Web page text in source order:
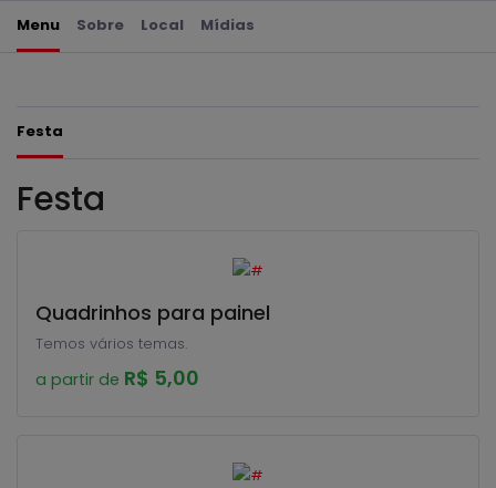
Menu Sobre Local Mídias
Festa
Festa
Quadrinhos para painel
Temos vários temas.
a partir de R$ 5,00